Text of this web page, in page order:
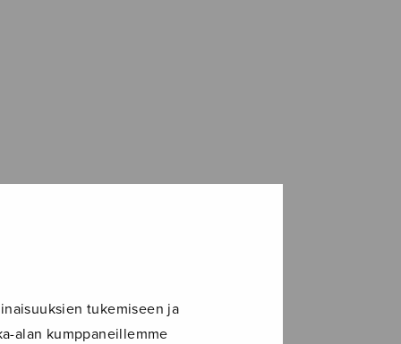
tukemiseen ja
alan kumppaneillemme